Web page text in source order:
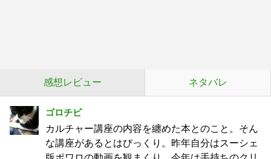
感想レビュー ネタバレ
ゴロチビ
カルチャー講座の内容を纏めた本とのこと。そん
な講座があるとはびっくり。昨年自分はスーシェ